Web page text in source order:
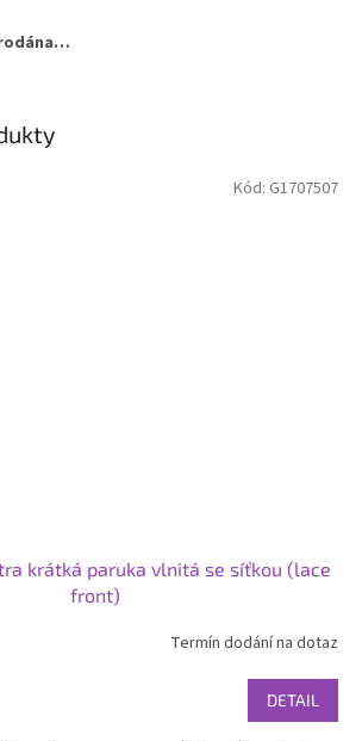
krátká paruka vlnitá se síťkou (lace
front)
Termín dodání na dotaz
DETAIL
Kód: G1707507